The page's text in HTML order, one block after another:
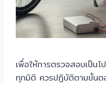
เพื่อให้การตรวจสอบเป็น
ทุกมิติ ควรปฏิบัติตามขั้นต